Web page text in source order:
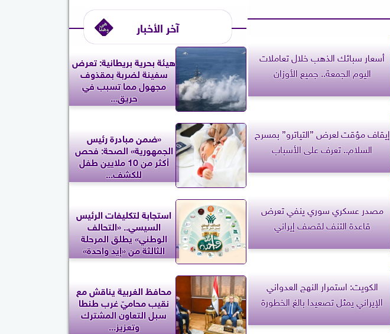
أسعار سبائك الذهب خلال تعاملات
اليوم الجمعة.. جميع الأوزان
إيقاف مؤقت لعرض ”التياترو” بمسرح
السلام.. تعرف على الأسباب
مصدر عسكري سوري ينفي تعرض
قاعدة التنف لقصف إيراني
الكويت: استمرار النهج العدواني
الإيراني يمثل تصعيدا بالغ الخطورة
آخر الأخبار
‎هيئة بحرية بريطانية: تعرض
سفينة لضربة بمقذوف
مجهول مما تسبب في
حريق...
«ضمن مبادرة رئيس
الجمهورية» الصحة: فحص
أكثر من 10 ملايين طفل
للكشف...
استجابة لتكليفات الرئيس
السيسي.. «التحالف
الوطني» يطلق المرحلة
الثالثة من «إيد واحدة»
محافظ الغربية يناقش مع
نقيب محاميّ غرب طنطا
سبل التعاون المشترك
وتعزيز...